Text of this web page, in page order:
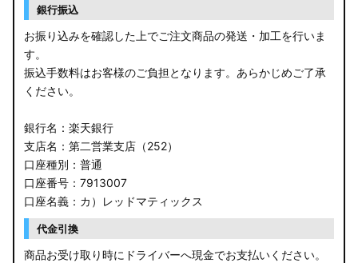
銀行振込
お振り込みを確認した上でご注文商品の発送・加工を行いま
す。
振込手数料はお客様のご負担となります。あらかじめご了承
ください。
銀行名：楽天銀行
支店名：第二営業支店（252）
口座種別：普通
口座番号：7913007
口座名義：カ）レッドマティックス
代金引換
商品お受け取り時にドライバーへ現金でお支払いください。